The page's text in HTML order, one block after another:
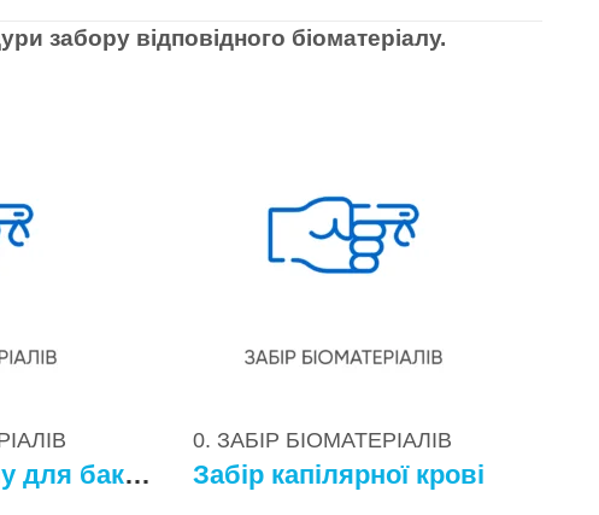
забору відповідного біоматеріалу.
Забір матеріалу для бактеріологічних досліджень
0. ЗАБІР БІОМАТЕРІАЛІВ
Забір капілярної крові